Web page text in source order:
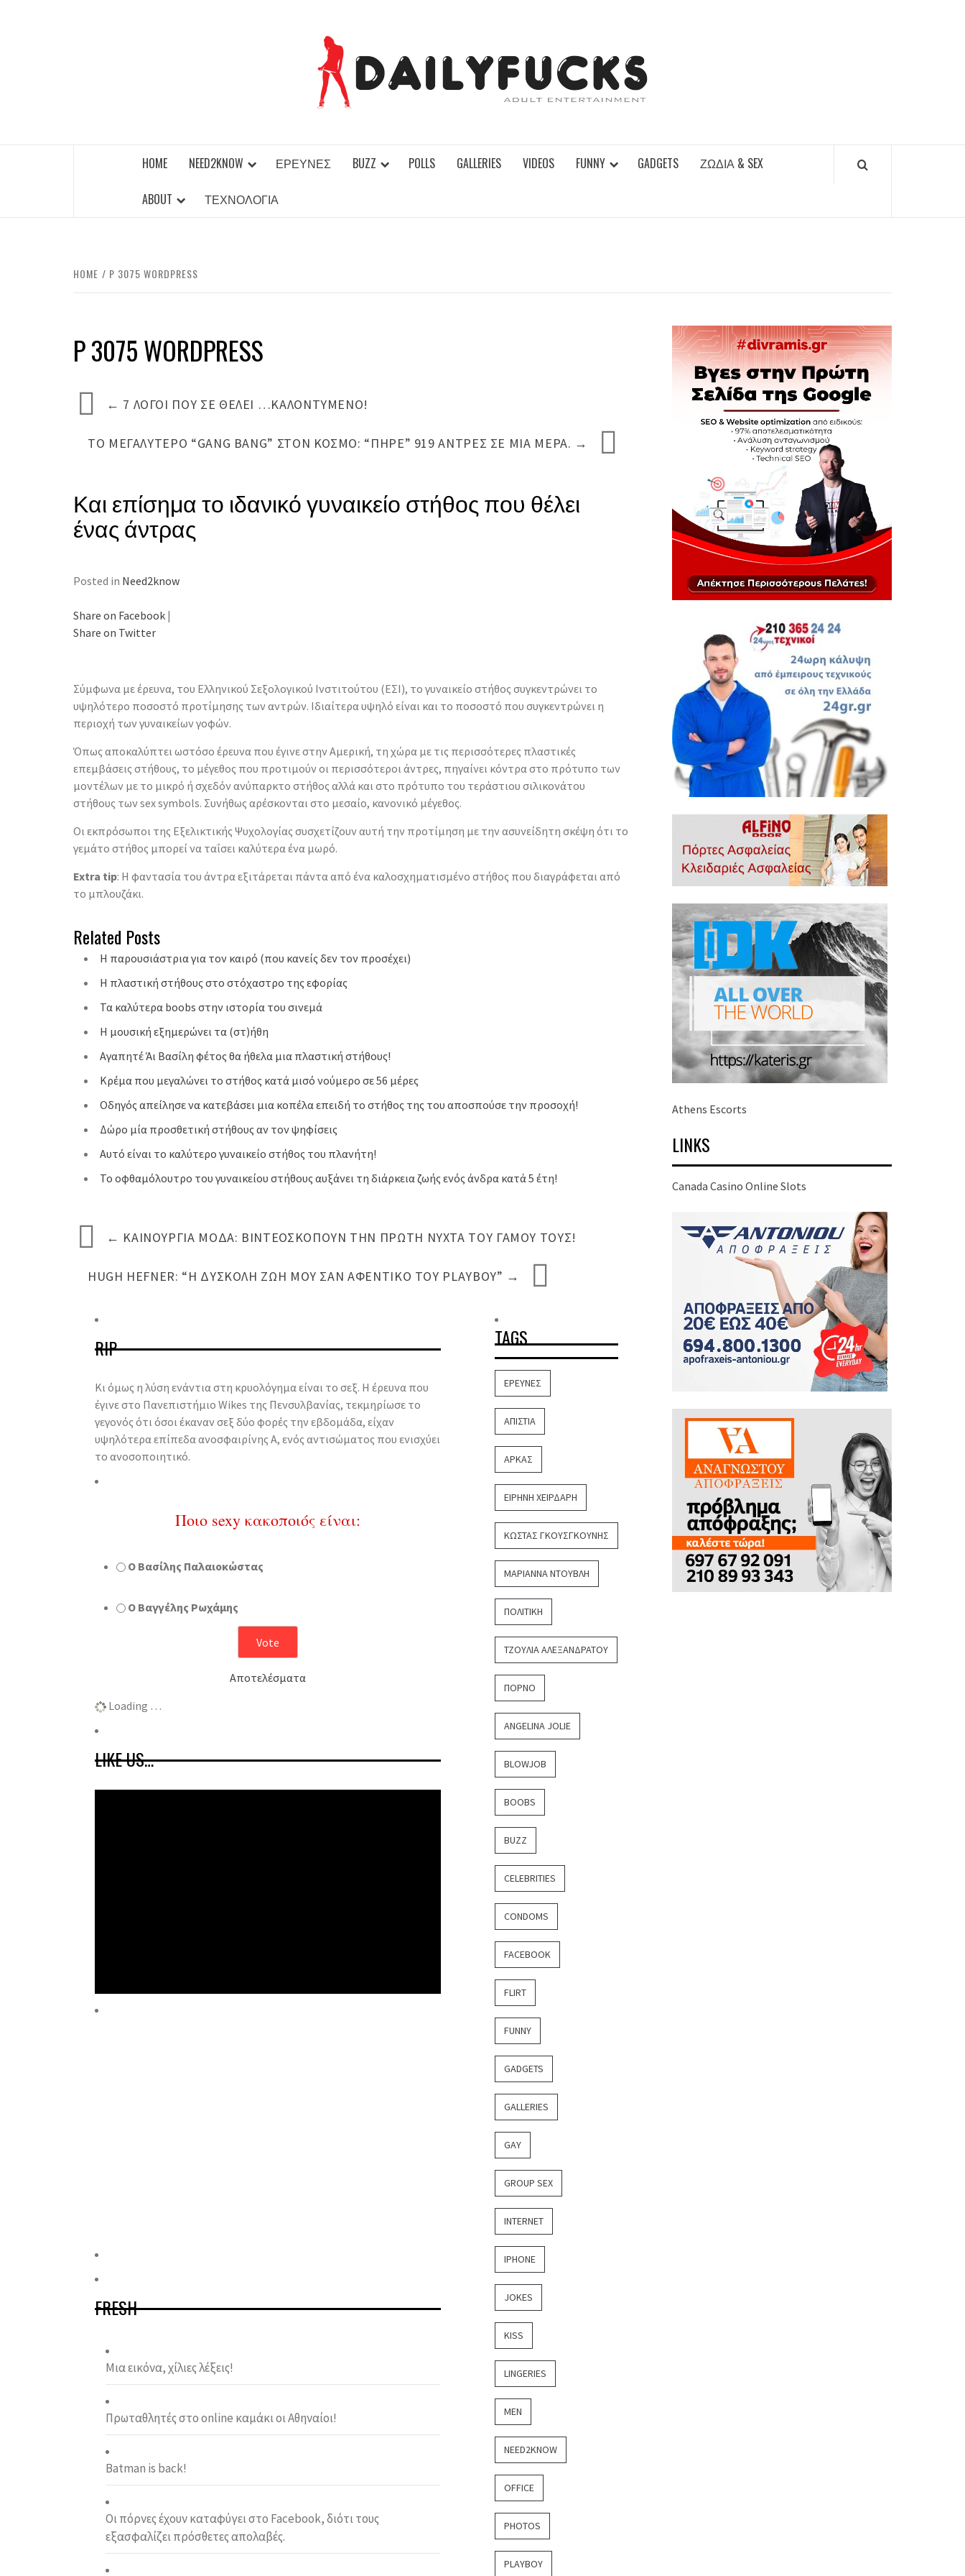
HOME NEED2KNOW ΈΡΕΥΝΕΣ BUZZ POLLS GALLERIES VIDEOS FUNNY GADGETS ΖΏΔΙΑ & SEX
ABOUT ΤΕΧΝΟΛΟΓΊΑ
HOME P 3075 WORDPRESS
P 3075 WORDPRESS
← 7 ΛΌΓΟΙ ΠΟΥ ΣΕ ΘΈΛΕΙ …ΚΑΛΟΝΤΥΜΈΝΟ!
ΤΟ ΜΕΓΑΛΎΤΕΡΟ “GANG BANG” ΣΤΟΝ ΚΌΣΜΟ: “ΠΉΡΕ” 919 ΆΝΤΡΕΣ ΣΕ ΜΙΑ ΜΈΡΑ. →
Και επίσημα το ιδανικό γυναικείο στήθος που θέλει
ένας άντρας
Posted in Need2know
Share on Facebook |
Share on Twitter
Σύµφωνα µε έρευνα, του Ελληνικού Σεξολογικού Ινστιτούτου (ΕΣΙ), το γυναικείο στήθος συγκεντρώνει το
υψηλότερο ποσοστό προτίµησης των αντρών. Ιδιαίτερα υψηλό είναι και το ποσοστό που συγκεντρώνει η
περιοχή των γυναικείων γοφών.
Όπως αποκαλύπτει ωστόσο έρευνα που έγινε στην Αµερική, τη χώρα µε τις περισσότερες πλαστικές
επεµβάσεις στήθους, το µέγεθος που προτιµούν οι περισσότεροι άντρες, πηγαίνει κόντρα στο πρότυπο των
µοντέλων µε το µικρό ή σχεδόν ανύπαρκτο στήθος αλλά και στο πρότυπο του τεράστιου σιλικονάτου
στήθους των sex symbols. Συνήθως αρέσκονται στο µεσαίο, κανονικό µέγεθος.
Οι εκπρόσωποι της Εξελικτικής Ψυχολογίας συσχετίζουν αυτή την προτίµηση µε την ασυνείδητη σκέψη ότι το
γεµάτο στήθος µπορεί να ταΐσει καλύτερα ένα µωρό.
Extra tip: Η φαντασία του άντρα εξιτάρεται πάντα από ένα καλοσχηματισμένο στήθος που διαγράφεται από
το μπλουζάκι.
Related Posts
Η παρουσιάστρια για τον καιρό (που κανείς δεν τον προσέχει)
Η πλαστική στήθους στο στόχαστρο της εφορίας
Τα καλύτερα boobs στην ιστορία του σινεμά
Η μουσική εξημερώνει τα (στ)ήθη
Αγαπητέ Άι Βασίλη φέτος θα ήθελα μια πλαστική στήθους!
Κρέμα που μεγαλώνει το στήθος κατά μισό νούμερο σε 56 μέρες
Οδηγός απείλησε να κατεβάσει μια κοπέλα επειδή το στήθος της του αποσπούσε την προσοχή!
Δώρο μία προσθετική στήθους αν τον ψηφίσεις
Αυτό είναι το καλύτερο γυναικείο στήθος του πλανήτη!
Το οφθαμόλουτρο του γυναικείου στήθους αυξάνει τη διάρκεια ζωής ενός άνδρα κατά 5 έτη!
← ΚΑΙΝΟΎΡΓΙΑ ΜΌΔΑ: ΒΙΝΤΕΟΣΚΟΠΟΎΝ ΤΗΝ ΠΡΏΤΗ ΝΎΧΤΑ ΤΟΥ ΓΆΜΟΥ ΤΟΥΣ!
HUGH HEFNER: “Η ΔΎΣΚΟΛΗ ΖΩΉ ΜΟΥ ΣΑΝ ΑΦΕΝΤΙΚΌ ΤΟΥ PLAYBOY” →
RIP
Κι όμως η λύση ενάντια στη κρυολόγημα είναι το σεξ. Η έρευνα που
έγινε στο Πανεπιστήμιο Wikes της Πενσυλβανίας, τεκμηρίωσε το
γεγονός ότι όσοι έκαναν σεξ δύο φορές την εβδομάδα, είχαν
υψηλότερα επίπεδα ανοσφαιρίνης Α, ενός αντισώματος που ενισχύει
το ανοσοποιητικό.
Ποιο sexy κακοποιός είναι:
Ο Βασίλης Παλαιοκώστας
Ο Βαγγέλης Ρωχάμης
Αποτελέσματα
Loading …
LIKE US…
FRESH
Μια εικόνα, χίλιες λέξεις!
Πρωταθλητές στο online καμάκι οι Αθηναίοι!
Batman is back!
Οι πόρνες έχουν καταφύγει στο Facebook, διότι τους
εξασφαλίζει πρόσθετες απολαβές.
TAGS
ΈΡΕΥΝΕΣ
ΑΠΙΣΤΊΑ
ΑΡΚΆΣ
ΕΙΡΉΝΗ ΧΕΙΡΔΆΡΗ
ΚΏΣΤΑΣ ΓΚΟΥΣΓΚΟΎΝΗΣ
ΜΑΡΙΆΝΝΑ ΝΤΟΎΒΛΗ
ΠΟΛΙΤΙΚΉ
ΤΖΟΎΛΙΑ ΑΛΕΞΑΝΔΡΆΤΟΥ
ΠΟΡΝΌ
ANGELINA JOLIE
BLOWJOB
BOOBS
BUZZ
CELEBRITIES
CONDOMS
FACEBOOK
FLIRT
FUNNY
GADGETS
GALLERIES
GAY
GROUP SEX
INTERNET
IPHONE
JOKES
KISS
LINGERIES
MEN
NEED2KNOW
OFFICE
PHOTOS
PLAYBOY
Athens Escorts
LINKS
Canada Casino Online Slots